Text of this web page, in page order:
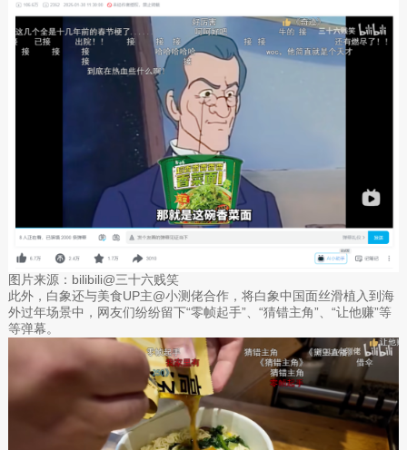
图片来源：bilibili@三十六贱笑
此外，白象还与美食UP主@小测佬合作，将白象中国面丝滑植入到海
外过年场景中，网友们纷纷留下“零帧起手”、“猜错主角”、“让他赚”等
等弹幕。